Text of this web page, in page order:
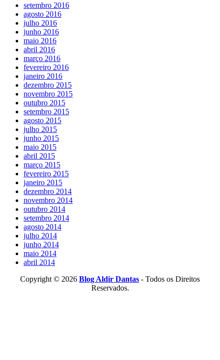
setembro 2016
agosto 2016
julho 2016
junho 2016
maio 2016
abril 2016
março 2016
fevereiro 2016
janeiro 2016
dezembro 2015
novembro 2015
outubro 2015
setembro 2015
agosto 2015
julho 2015
junho 2015
maio 2015
abril 2015
março 2015
fevereiro 2015
janeiro 2015
dezembro 2014
novembro 2014
outubro 2014
setembro 2014
agosto 2014
julho 2014
junho 2014
maio 2014
abril 2014
Copyright © 2026 Blog Aldir Dantas - Todos os Direitos
Reservados.